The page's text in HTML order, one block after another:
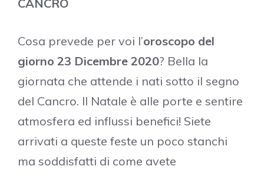
CANCRO
Cosa prevede per voi l’oroscopo del
giorno 23 Dicembre 2020? Bella la
giornata che attende i nati sotto il segno
del Cancro. Il Natale è alle porte e sentire
atmosfera ed influssi benefici! Siete
arrivati a queste feste un poco stanchi
ma soddisfatti di come avete